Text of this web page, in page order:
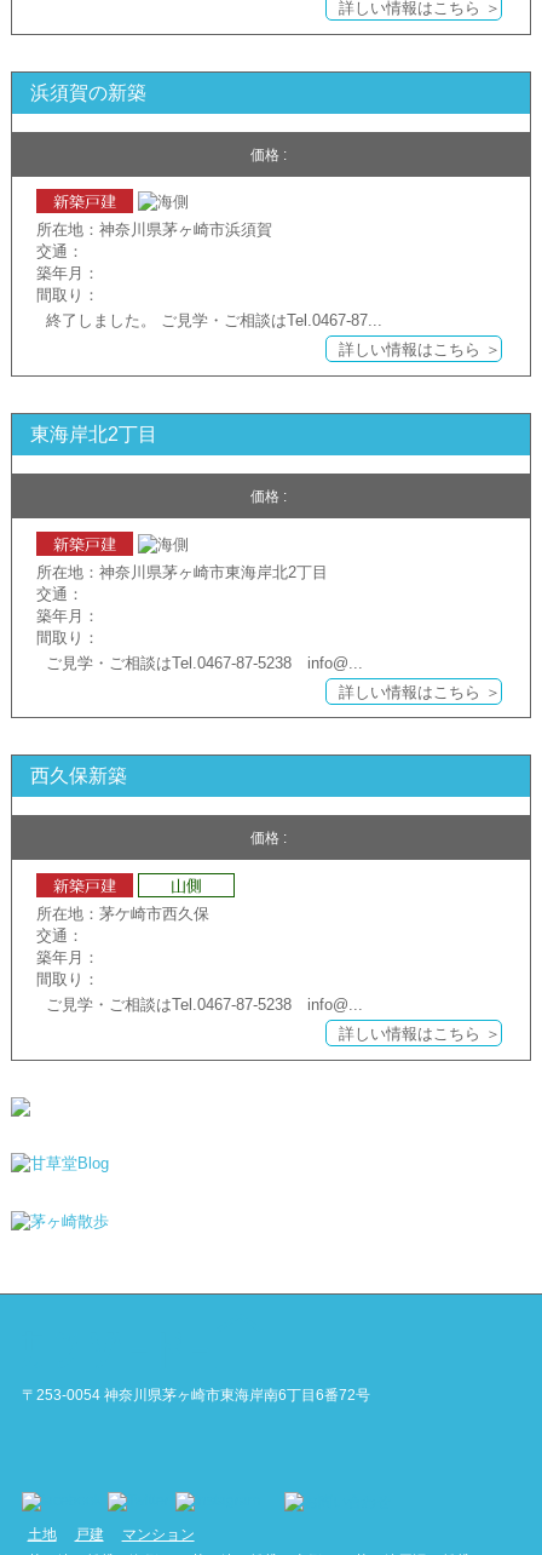
詳しい情報はこちら ＞
浜須賀の新築
価格 :
所在地：神奈川県茅ヶ崎市浜須賀
交通：
築年月：
間取り：
終了しました。 ご見学・ご相談はTel.0467-87...
詳しい情報はこちら ＞
東海岸北2丁目
価格 :
所在地：神奈川県茅ヶ崎市東海岸北2丁目
交通：
築年月：
間取り：
ご見学・ご相談はTel.0467-87-5238 info@...
詳しい情報はこちら ＞
西久保新築
価格 :
所在地：茅ケ崎市西久保
交通：
築年月：
間取り：
ご見学・ご相談はTel.0467-87-5238 info@...
詳しい情報はこちら ＞
〒253-0054 神奈川県茅ヶ崎市東海岸南6丁目6番72号
土地 戸建
マンション